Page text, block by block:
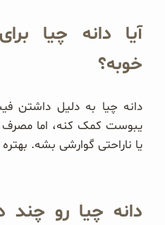
آیا دانه چیا
خوبه؟
دانه چیا به دلیل داشتن
یبوست کمک کنه، اما مصرف
یا ناراحتی گوارشی بشه.
دانه چیا رو